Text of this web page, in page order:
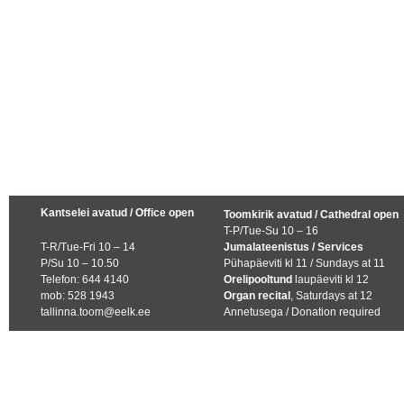
Kantselei avatud / Office open
T-R/Tue-Fri 10 – 14
P/Su 10 – 10.50
Telefon: 644 4140
mob: 528 1943
tallinna.toom@eelk.ee
Toomkirik avatud / Cathedral open
T-P/Tue-Su 10 – 16
Jumalateenistus / Services
Pühapäeviti kl 11 / Sundays at 11
Orelipooltund laupäeviti kl 12
Organ recital , Saturdays at 12
Annetusega / Donation required